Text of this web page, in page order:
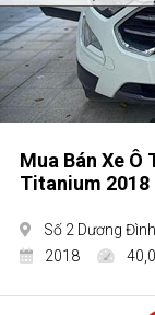
Mua Bán Xe Ô
Titanium 2018
Số 2 Dương
2018